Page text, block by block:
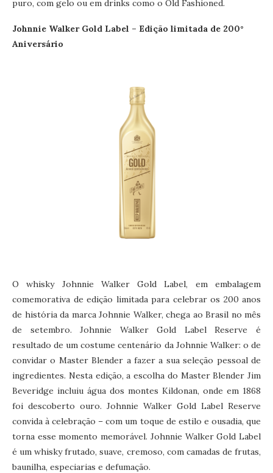
puro, com gelo ou em drinks como o Old Fashioned.
Johnnie Walker Gold Label – Edição limitada de 200°
Aniversário
O whisky Johnnie Walker Gold Label, em embalagem
comemorativa de edição limitada para celebrar os 200 anos
de história da marca Johnnie Walker, chega ao Brasil no mês
de setembro. Johnnie Walker Gold Label Reserve é
resultado de um costume centenário da Johnnie Walker: o de
convidar o Master Blender a fazer a sua seleção pessoal de
ingredientes. Nesta edição, a escolha do Master Blender Jim
Beveridge incluiu água dos montes Kildonan, onde em 1868
foi descoberto ouro. Johnnie Walker Gold Label Reserve
convida à celebração – com um toque de estilo e ousadia, que
torna esse momento memorável. Johnnie Walker Gold Label
é um whisky frutado, suave, cremoso, com camadas de frutas,
baunilha, especiarias e defumação.